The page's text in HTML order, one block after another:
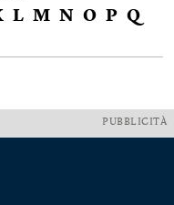
L M N O P Q
PUBBLICITÀ